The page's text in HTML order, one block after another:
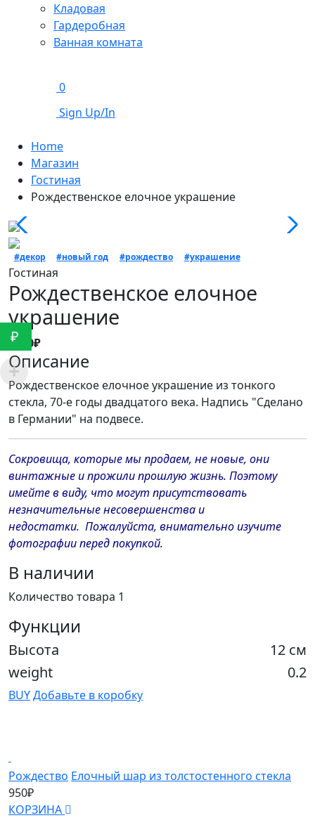
Кладовая
Гардеробная
Ванная комната
0
Sign Up/In
Home
Магазин
Гостиная
Рождественское елочное украшение
#декор #новый год #рождество #украшение
Гостиная
Рождественское елочное
украшение
1200₽
Описание
Рождественское елочное украшение из тонкого
стекла, 70-е годы двадцатого века. Надпись "Сделано
в Германии" на подвесе.
Сокровища, которые мы продаем, не новые, они
винтажные и прожили прошлую жизнь. Поэтому
имейте в виду, что могут присутствовать
незначительные несовершенства и
недостатки. Пожалуйста, внимательно изучите
фотографии перед покупкой.
В наличии
Количество товара 1
Функции
Высота
12 см
weight
0.2
BUYДобавьте в коробку
Рождество Елочный шар из толстостенного стекла
950₽
КОРЗИНА
₽